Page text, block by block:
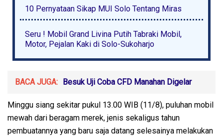
10 Pernyataan Sikap MUI Solo Tentang Miras
Seru ! Mobil Grand Livina Putih Tabraki Mobil,
Motor, Pejalan Kaki di Solo-Sukoharjo
BACA JUGA: Besuk Uji Coba CFD Manahan Digelar
Minggu siang sekitar pukul 13.00 WIB (11/8), puluhan mobil
mewah dari beragam merek, jenis sekaligus tahun
pembuatannya yang baru saja datang selesainya melakukan